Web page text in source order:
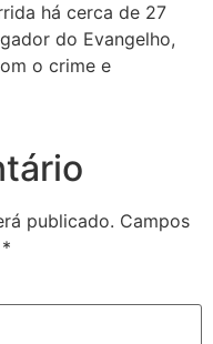
há cerca de 27
do Evangelho,
o crime e
publicado. Campos
*